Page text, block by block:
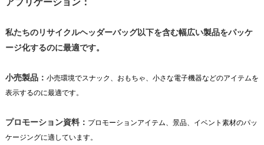
私たちのリサイクルヘッダーバッグ以下を含む幅広い製品をパッケ
ージ化するのに最適です。
小売製品： 小売環境でスナック、おもちゃ、小さな電子機器などのアイテムを
表示するのに最適です。
プロモーション資料： プロモーションアイテム、景品、イベント素材のパッ
ケージングに適しています。